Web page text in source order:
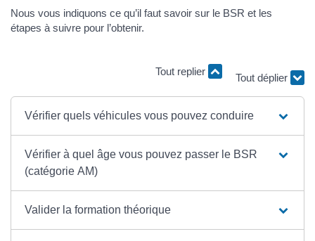
Nous vous indiquons ce qu’il faut savoir sur le BSR et les
étapes à suivre pour l’obtenir.
Tout replier
Tout déplier
Vérifier quels véhicules vous pouvez conduire
Vérifier à quel âge vous pouvez passer le BSR
(catégorie AM)
Valider la formation théorique